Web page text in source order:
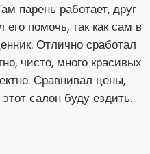
парень работает, друг
помочь, так как сам в
Отлично сработал
чисто, много красивых
Сравнивал цены,
салон буду ездить.